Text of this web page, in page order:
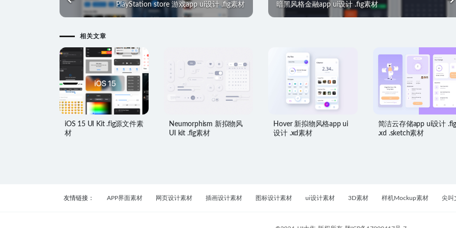
PlayStation store 游戏app ui设计 .fig素材 暗黑风格金融app ui设计 .fig素材
相关文章
iOS 15 UI Kit .fig源文件素
材
Neumorphism 新拟物风
UI kit .fig素材
Hover 新拟物风格app ui
设计 .xd素材
简洁云存储app ui设计 .fig
.xd .sketch素材
友情链接： APP界面素材 网页设计素材 插画设计素材 图标设计素材 ui设计素材 3D素材 样机Mockup素材 尖叫